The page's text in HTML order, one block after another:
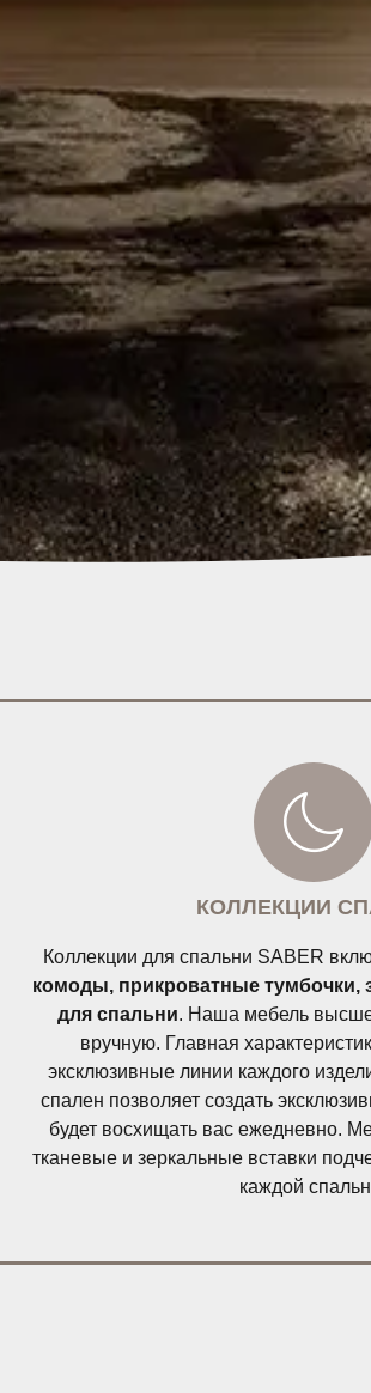
КОЛЛЕКЦИИ
Коллекции для спальни SABER
комоды, прикроватные тумбочки,
для спальни. Наша мебель
вручную. Главная
эксклюзивные линии каждого
спален позволяет создать
будет восхищать вас ежедневно.
тканевые и зеркальные вставки
каждой